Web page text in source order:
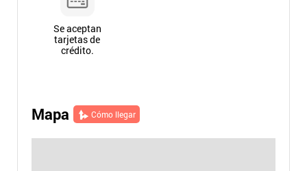
Se aceptan
tarjetas de
crédito.
Mapa Cómo llegar